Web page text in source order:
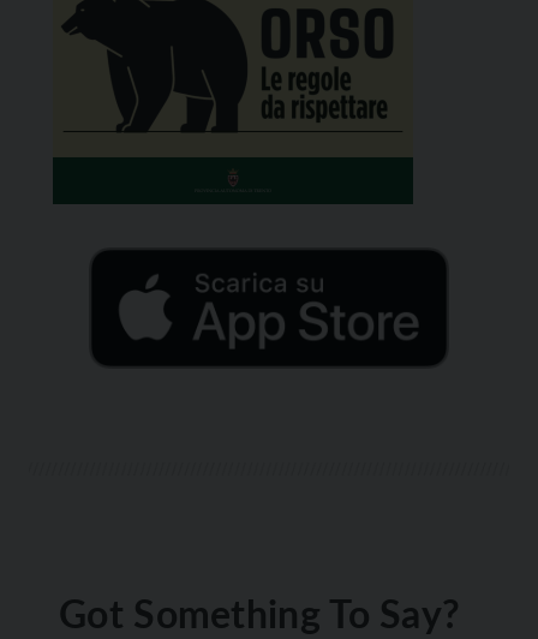
Got Something To Say?